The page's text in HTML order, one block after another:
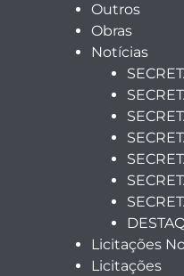
Outros
Obras
Notícias
Licitações
Licitações